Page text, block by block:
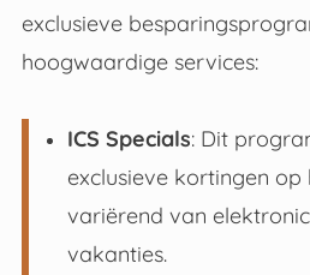
exclusieve
hoogwaardige services:
ICS Specials: Dit
exclusieve kortingen op
variërend van
vakanties.